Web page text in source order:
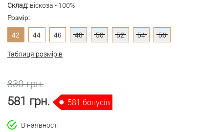
Склад: віскоза - 100%
Розмір:
42 44 46 48 50 52 54 56
Таблиця розмірів
830 грн.
581 грн. 581 бонусів
В наявності